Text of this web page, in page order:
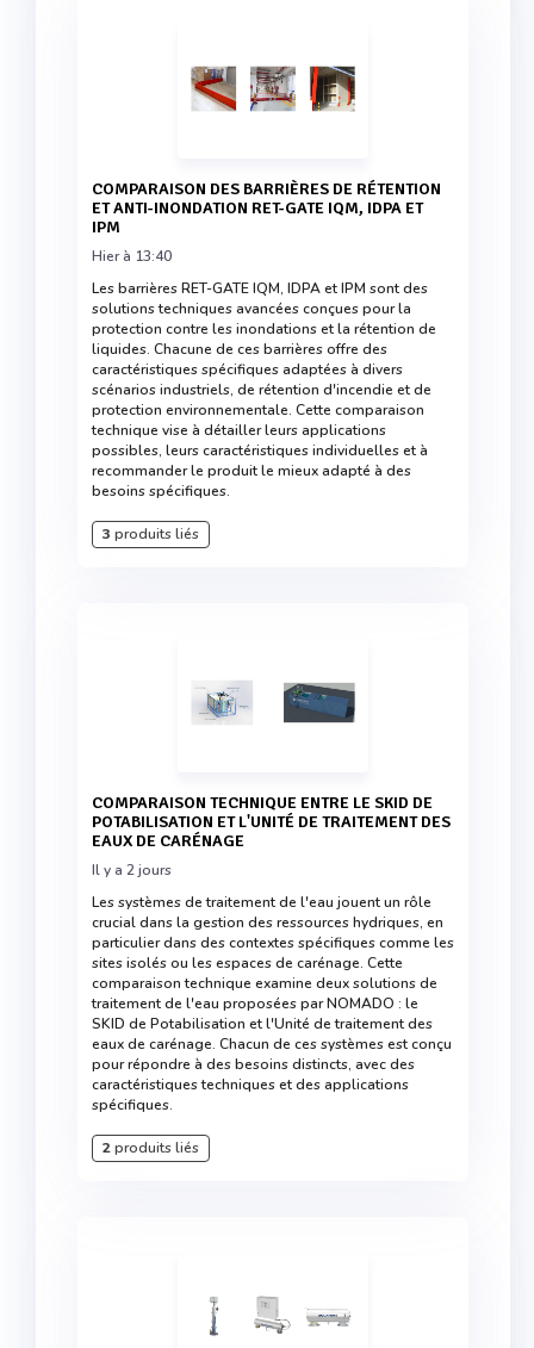
COMPARAISON DES BARRIÈRES DE RÉTENTION
ET ANTI-INONDATION RET-GATE IQM, IDPA ET
IPM
Hier à 13:40
Les barrières RET-GATE IQM, IDPA et IPM sont des
solutions techniques avancées conçues pour la
protection contre les inondations et la rétention de
liquides. Chacune de ces barrières offre des
caractéristiques spécifiques adaptées à divers
scénarios industriels, de rétention d'incendie et de
protection environnementale. Cette comparaison
technique vise à détailler leurs applications
possibles, leurs caractéristiques individuelles et à
recommander le produit le mieux adapté à des
besoins spécifiques.
3 produits liés
COMPARAISON TECHNIQUE ENTRE LE SKID DE
POTABILISATION ET L'UNITÉ DE TRAITEMENT DES
EAUX DE CARÉNAGE
Il y a 2 jours
Les systèmes de traitement de l'eau jouent un rôle
crucial dans la gestion des ressources hydriques, en
particulier dans des contextes spécifiques comme les
sites isolés ou les espaces de carénage. Cette
comparaison technique examine deux solutions de
traitement de l'eau proposées par NOMADO : le
SKID de Potabilisation et l'Unité de traitement des
eaux de carénage. Chacun de ces systèmes est conçu
pour répondre à des besoins distincts, avec des
caractéristiques techniques et des applications
spécifiques.
2produits liés